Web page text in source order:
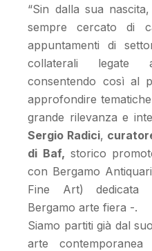
“Sin dalla sua
sempre cercato di
appuntamenti di
collaterali legate
consentendo così al
approfondire
grande rilevanza e
Sergio Radici,
di Baf, storico
con Bergamo
Fine Art) dedicata
Bergamo arte fiera -.
Siamo partiti già dal
arte